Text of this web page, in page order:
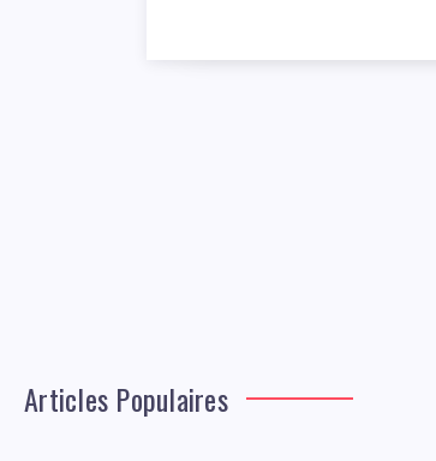
Articles Populaires